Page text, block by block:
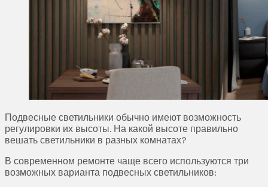
Подвесные светильники обычно имеют возможность
регулировки их высоты. На какой высоте правильно
вешать светильники в разных комнатах?
В современном ремонте чаще всего используются три
возможных варианта подвесных светильников: